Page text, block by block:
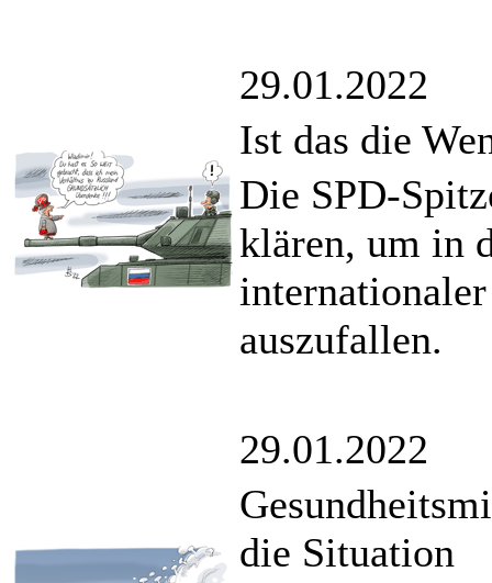
29.01.2022
Ist das die
Die SPD-
klären, um in
auszufallen.
29.01.2022
die Situation